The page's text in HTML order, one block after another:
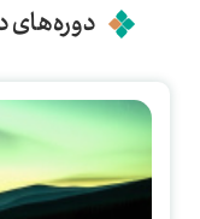
دوره‌های